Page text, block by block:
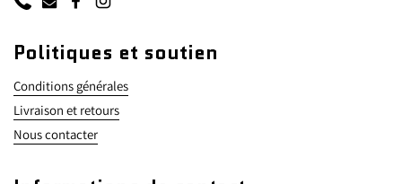
Téléphone
CourrielFacebookInstagram
Politiques et soutien
Conditions générales
Livraison et retours
Nous contacter